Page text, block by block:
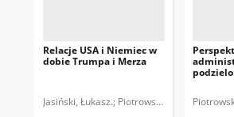
Relacje USA i Niemiec w
dobie Trumpa i Merza
Jasiński, Łukasz. Piotrowski, Mateusz.